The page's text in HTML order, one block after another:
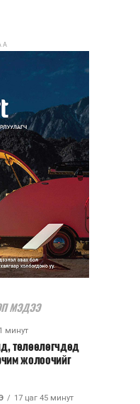
МЭДЭЭ
минут
төлөөлөгчдөд
жолоочийг
17 цаг 45 минут